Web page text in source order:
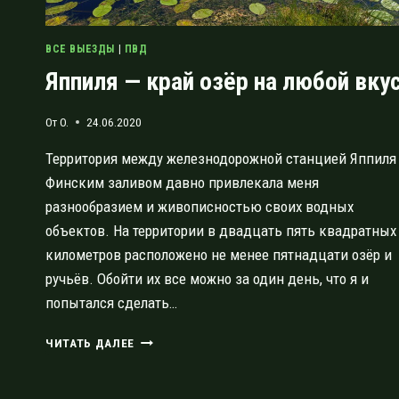
ВСЕ ВЫЕЗДЫ ПВД
Яппиля — край озёр на любой
ОтO. 24.06.2020
Территория между железнодорожной станцией
Финским заливом давно привлекала меня
разнообразием и живописностью своих водных
объектов. На территории в двадцать пять квадратных
километров расположено не менее пятнадцати озёр и
ручьёв. Обойти их все можно за один день, что я и
попытался сделать…
ЧИТАТЬ ДАЛЕЕ ЯППИЛЯ